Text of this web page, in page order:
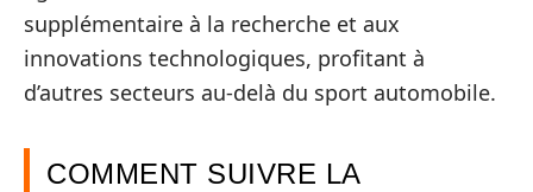
supplémentaire à la recherche et aux
innovations technologiques, profitant à
d’autres secteurs au-delà du sport automobile.
COMMENT SUIVRE LA